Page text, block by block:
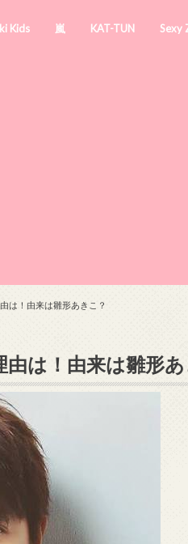
Kids 嵐 KAT-TUN Sexy
は！由来は雛形あきこ？
は！由来は雛形あ